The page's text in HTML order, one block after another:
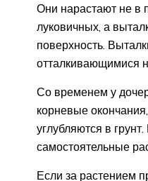
Они нарастают не в
луковичных, а
поверхность.
отталкивающимися
Со временем у
корневые
углубляются в
самостоятельные
Если за растением